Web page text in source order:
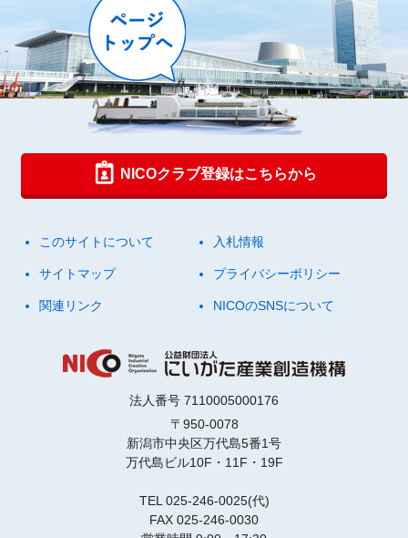
NICOクラブ登録はこちらから
このサイトについて 入札情報
サイトマップ プライバシーポリシー
関連リンク NICOのSNSについて
法人番号 7110005000176
〒950-0078
新潟市中央区万代島5番1号
万代島ビル10F・11F・19F
TEL 025-246-0025(代)
FAX 025-246-0030